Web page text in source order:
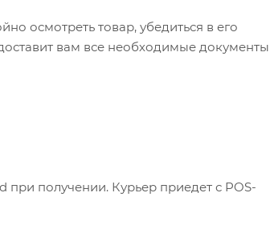
осмотреть товар, убедиться в его
вам все необходимые
при получении. Курьер приедет с POS-